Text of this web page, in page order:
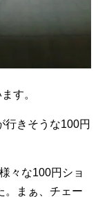
す。
行きそうな100円
々な100円ショ
。まぁ、チェー